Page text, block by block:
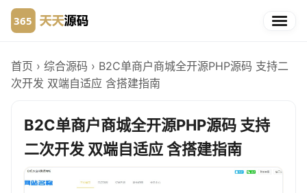
首页 › 综合源码 › B2C单商户商城全开源PHP源码 支持二
次开发 双端自适应 含搭建指南
B2C单商户商城全开源PHP源码 支持
二次开发 双端自适应 含搭建指南